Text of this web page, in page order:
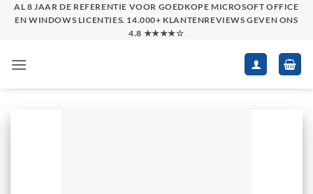
SkipAL 8 JAAR DE REFERENTIE VOOR GOEDKOPE MICROSOFT OFFICE
EN WINDOWS LICENTIES. 14.000+ KLANTENREVIEWS GEVEN ONS
4.8 ★★★★☆